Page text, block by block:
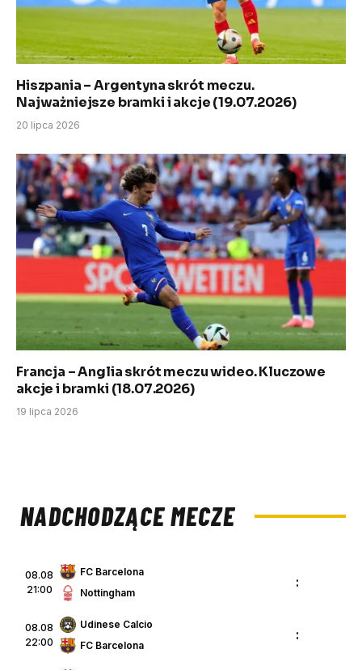
Hiszpania – Argentyna skrót meczu.
Najważniejsze bramki i akcje (19.07.2026)
20 lipca 2026
Francja – Anglia skrót meczu wideo. Kluczowe
akcje i bramki (18.07.2026)
19 lipca 2026
NADCHODZĄCE MECZE
08.08
21:00
FC Barcelona
Nottingham
:
08.08
22:00
Udinese Calcio
FC Barcelona
: